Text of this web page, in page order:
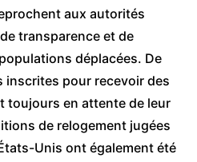
aux autorités
transparence et de
déplacées. De
inscrites pour recevoir des
toujours en attente de leur
de relogement jugées
Unis ont également été